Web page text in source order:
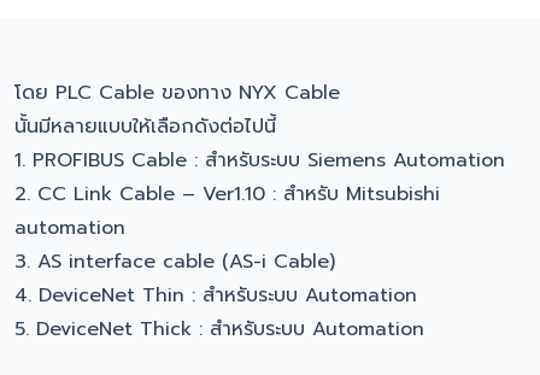
โดย PLC Cable ของทาง NYX Cable
นั้นมีหลายแบบให้เลือกดังต่อไปนี้
1. PROFIBUS Cable : สำหรับระบบ Siemens Automation
2. CC Link Cable – Ver1.10 : สำหรับ Mitsubishi
automation
3. AS interface cable (AS-i Cable)
4. DeviceNet Thin : สำหรับระบบ Automation
5. DeviceNet Thick : สำหรับระบบ Automation